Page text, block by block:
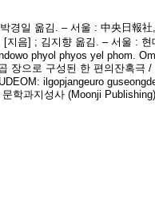
박경일 옮김 . –서울 :中央日報社
[지음] ; 김지향 옮김 . –서울 : 현
phyol phyos yel phom
장으로 구성된 한 편의잔혹극 /
: ilgopjangeuro
문학과지성사 (Moonji